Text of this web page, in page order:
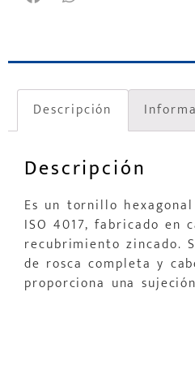
Descripción
Descripción
Es un tornillo
ISO 4017, fabricado en
recubrimiento zincado.
de rosca completa y
proporciona una